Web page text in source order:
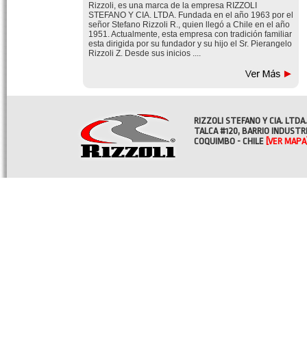
Rizzoli, es una marca de la empresa RIZZOLI
STEFANO Y CIA. LTDA. Fundada en el año 1963 por el
señor Stefano Rizzoli R., quien llegó a Chile en el año
1951. Actualmente, esta empresa con tradición familiar
esta dirigida por su fundador y su hijo el Sr. Pierangelo
Rizzoli Z. Desde sus inicios ....
RIZZOLI STEFANO Y CIA. LTDA.
TALCA #120, BARRIO
COQUIMBO - CHILE [VER